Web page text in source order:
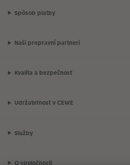
Spôsob platby
Naši prepravní partneri
Kvalita a bezpečnosť
Udržateľnosť v CEWE
Služby
O spoločnosti